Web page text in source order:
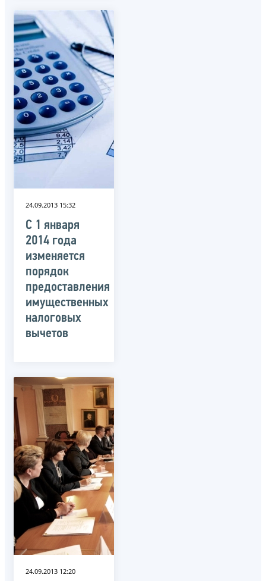
24.09.2013 15:32
С 1 января
2014 года
изменяется
порядок
предоставления
имущественных
налоговых
вычетов
24.09.2013 12:20